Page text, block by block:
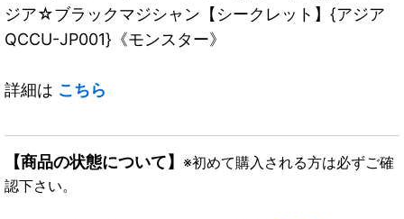
ジア☆ブラックマジシャン【シークレット】{アジア
QCCU-JP001}《モンスター》
詳細は こちら
【商品の状態について】 ※初めて購入される方は必ずご確
認下さい。